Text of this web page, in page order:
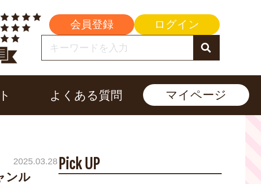
会員登録 ログイン
よくある質問 マイページ
2025.03.28
ンル
Pick UP